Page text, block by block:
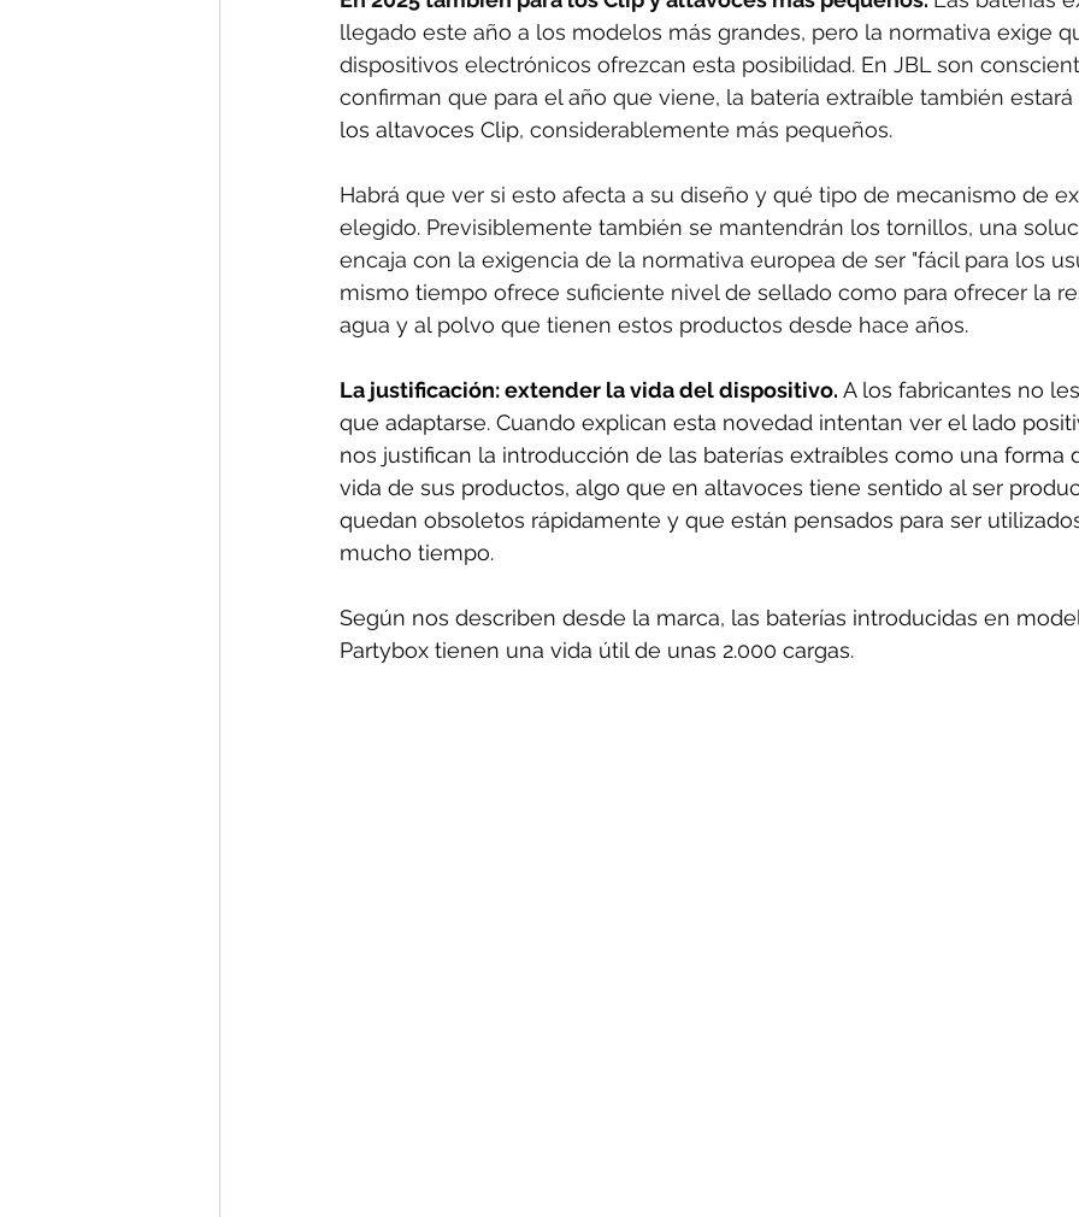
llegado este año a los modelos más grandes, pero la normativa exige
dispositivos electrónicos ofrezcan esta posibilidad. En JBL son
confirman que para el año que viene, la batería extraíble también
los altavoces Clip, considerablemente más pequeños.
Habrá que ver si esto afecta a su diseño y qué tipo de mecanismo de
elegido. Previsiblemente también se mantendrán los tornillos, una
encaja con la exigencia de la normativa europea de ser "fácil para los
mismo tiempo ofrece suficiente nivel de sellado como para ofrecer la
agua y al polvo que tienen estos productos desde hace años.
La justificación: extender la vida del dispositivo. A los fabricantes no
que adaptarse. Cuando explican esta novedad intentan ver el lado
nos justifican la introducción de las baterías extraíbles como una forma
vida de sus productos, algo que en altavoces tiene sentido al ser
quedan obsoletos rápidamente y que están pensados para ser
mucho tiempo.
Según nos describen desde la marca, las baterías introducidas en
Partybox tienen una vida útil de unas 2.000 cargas.